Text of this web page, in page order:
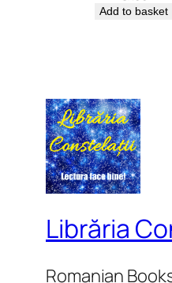
Add to basket
Librăria
Romanian